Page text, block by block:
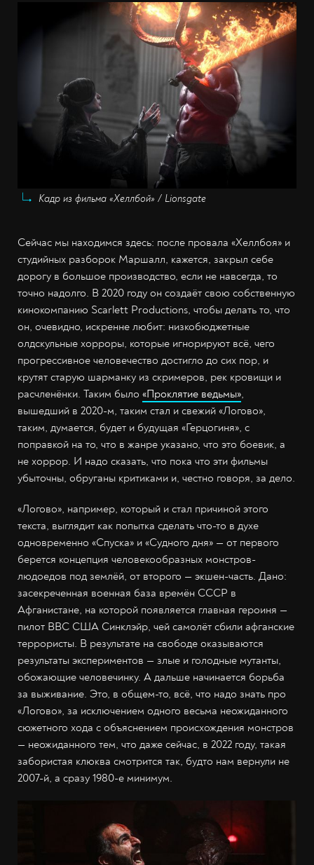
Кадр из фильма «Хеллбой» / Lionsgate
Сейчас мы находимся здесь: после провала «Хеллбоя» и
студийных разборок Маршалл, кажется, закрыл себе
дорогу в большое производство, если не навсегда, то
точно надолго. В 2020 году он создаёт свою собственную
кинокомпанию Scarlett Productions, чтобы делать то, что
он, очевидно, искренне любит: низкобюджетные
олдскульные хорроры, которые игнорируют всё, чего
прогрессивное человечество достигло до сих пор, и
крутят старую шарманку из скримеров, рек кровищи и
расчленёнки. Таким было «Проклятие ведьмы»,
вышедший в 2020-м, таким стал и свежий «Логово»,
таким, думается, будет и будущая «Герцогиня», с
поправкой на то, что в жанре указано, что это боевик, а
не хоррор. И надо сказать, что пока что эти фильмы
убыточны, обруганы критиками и, честно говоря, за дело.
«Логово», например, который и стал причиной этого
текста, выглядит как попытка сделать что-то в духе
одновременно «Спуска» и «Судного дня» — от первого
берется концепция человекообразных монстров-
людоедов под землёй, от второго — экшен-часть. Дано:
засекреченная военная база времён СССР в
Афганистане, на которой появляется главная героиня —
пилот ВВС США Синклэйр, чей самолёт сбили афганские
террористы. В результате на свободе оказываются
результаты экспериментов — злые и голодные мутанты,
обожающие человечинку. А дальше начинается борьба
за выживание. Это, в общем-то, всё, что надо знать про
«Логово», за исключением одного весьма неожиданного
сюжетного хода с объяснением происхождения монстров
— неожиданного тем, что даже сейчас, в 2022 году, такая
забористая клюква смотрится так, будто нам вернули не
2007-й, а сразу 1980-е минимум.